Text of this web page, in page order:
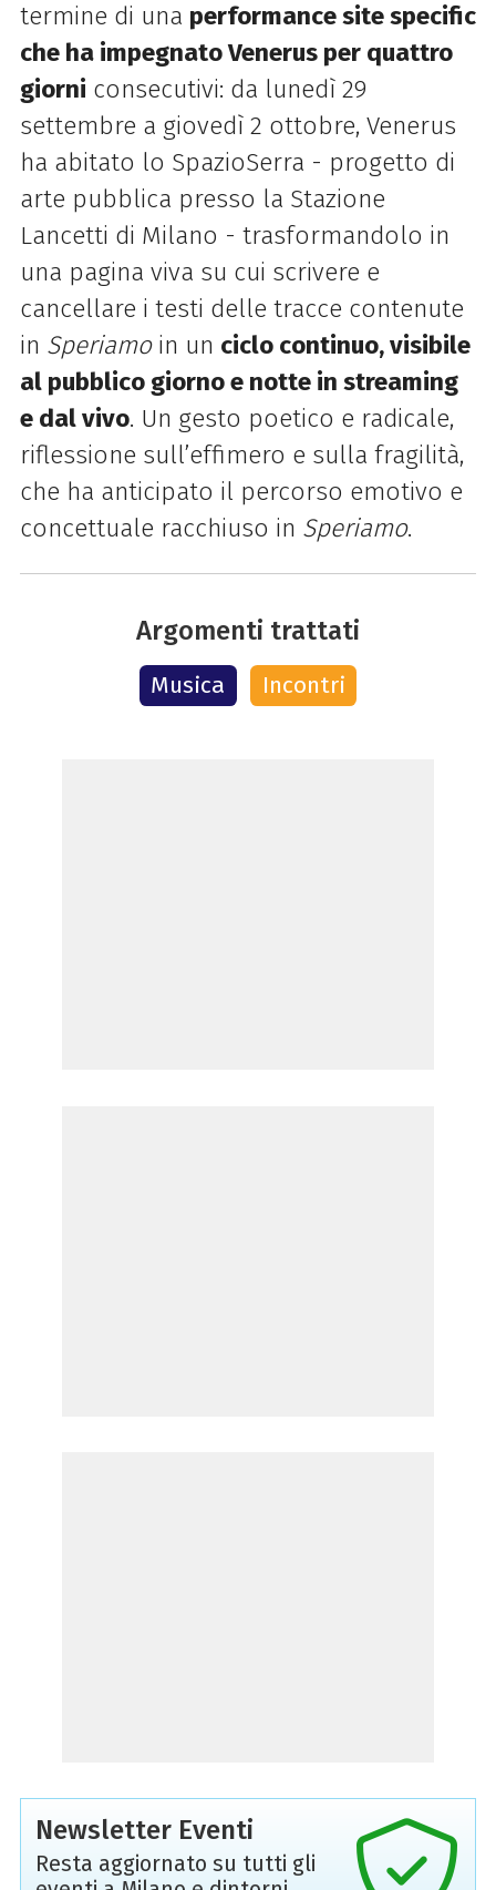
termine di una performance site specific
che ha impegnato Venerus per quattro
giorni consecutivi: da lunedì 29
settembre a giovedì 2 ottobre, Venerus
ha abitato lo SpazioSerra - progetto di
arte pubblica presso la Stazione
Lancetti di Milano - trasformandolo in
una pagina viva su cui scrivere e
cancellare i testi delle tracce contenute
in Speriamoin un ciclo continuo, visibile
al pubblico giorno e notte in streaming
e dal vivo. Un gesto poetico e radicale,
riflessione sull’effimero e sulla fragilità,
che ha anticipato il percorso emotivo e
concettuale racchiuso in Speriamo.
Argomenti trattati
Musica Incontri
Newsletter Eventi
Resta aggiornato su tutti gli